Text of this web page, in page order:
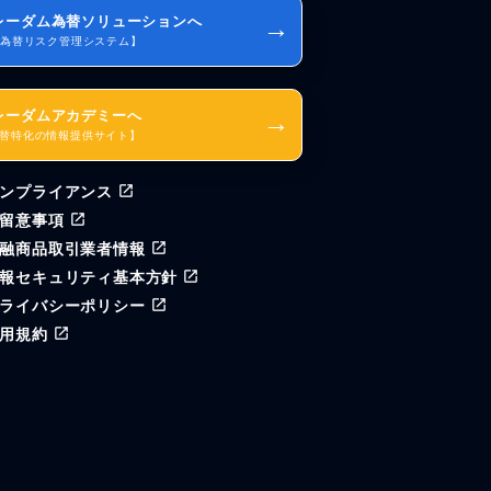
ーダム為替ソリューションへ
替リスク管理システム】 →
ーダムアカデミーへ
特化の情報提供サイト】 →
プライアンス
意事項
商品取引業者情報
セキュリティ基本方針
イバシーポリシー
規約